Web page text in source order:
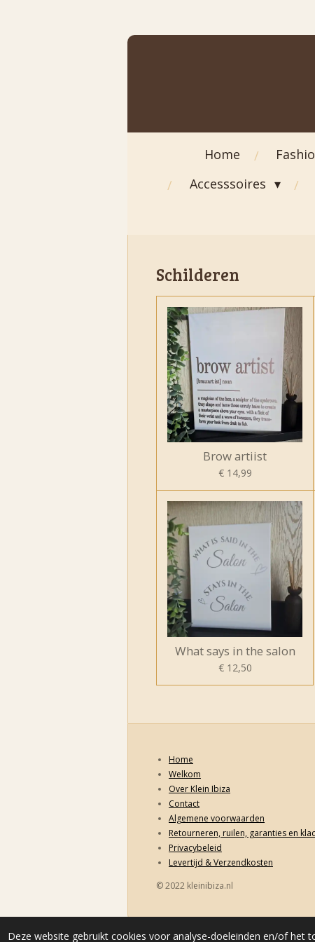
Deze website gebruikt cookies voor analyse-doeleinden en/of het
Home
Accesssoires
Schilderen
Brow artiist
€ 14,99
What says in the salon
€ 12,50
Home
Welkom
Over Klein Ibiza
Contact
Algemene voorwaarden
Retourneren, ruilen, garanties en
Privacybeleid
Levertijd & Verzendkosten
© 2022 kleinibiza.nl